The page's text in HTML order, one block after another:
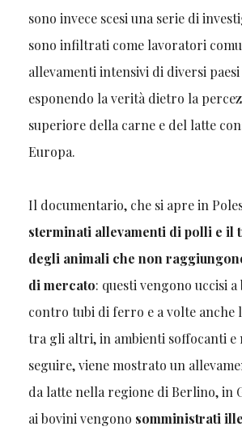
sono invece scesi una serie di
sono infiltrati come lavoratori
allevamenti intensivi di diversi
esponendo la verità dietro la
superiore della carne e del latte
Europa.
Il documentario, che si apre in
sterminati allevamenti di polli e il
degli animali che non
di mercato: questi vengono uccisi a
contro tubi di ferro e a volte anche
tra gli altri, in ambienti soffocanti e
seguire, viene mostrato un
da latte nella regione di Berlino, in
ai bovini vengono somministrati